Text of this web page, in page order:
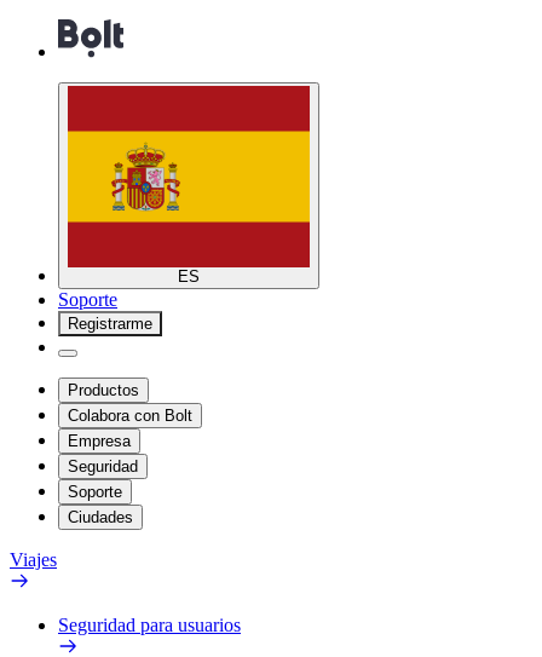
ES
Soporte
Registrarme
Productos
Colabora con Bolt
Empresa
Seguridad
Soporte
Ciudades
Viajes
Seguridad para usuarios